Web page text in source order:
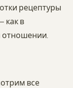
рецептуры
как в
отношении.
все